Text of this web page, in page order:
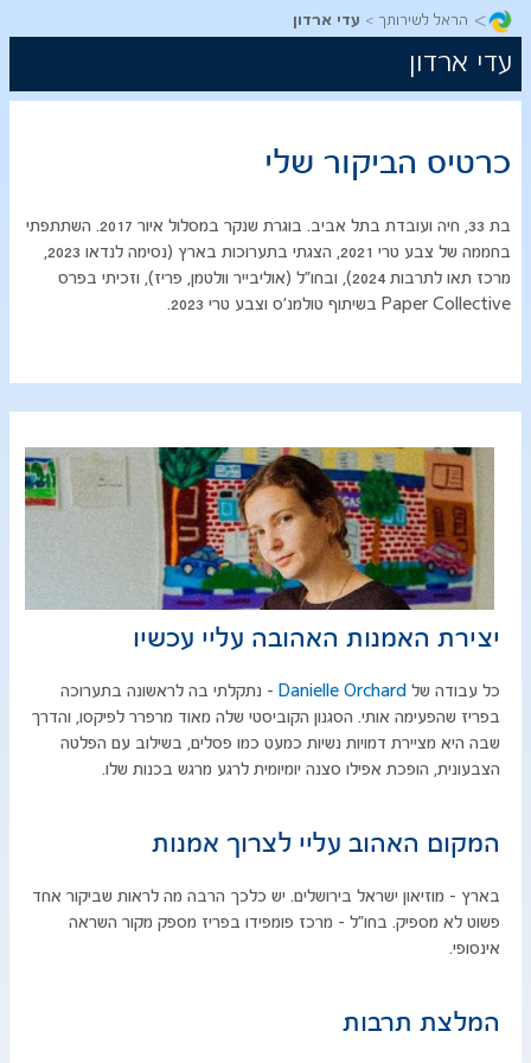
> הראל לשירותך עדי ארדון
עדי ארדון
כרטיס הביקור שלי
​בת 33, חיה ועובדת בתל אביב. בוגרת שנקר במסלול איור 2017. ​ השתתפתי
בחממה של צבע טרי 2021, הצגתי בתערוכות בארץ (נסימה לנדאו 2023,
מרכז תאו לתרבות 2024), ובחו"ל (אוליבייר וולטמן, פריז), וזכיתי בפרס
Paper Collective בשיתוף טולמנ'ס וצבע טרי 2023.
יצירת האמנות האהובה עליי עכשיו
כל עבודה של Danielle Orchard - נתקלתי בה לראשונה בתערוכה
בפריז שהפעימה אותי. הסגנון הקוביסטי שלה מאוד מרפרר לפיקסו, והדרך
שבה היא מציירת דמויות נשיות כמעט כמו פסלים, בשילוב עם הפלטה
הצבעונית, הופכת אפילו סצנה יומיומית לרגע מרגש בכנות שלו.
המקום האהוב עליי לצרוך אמנות
בארץ - מוזיאון ישראל בירושלים. יש כלכך הרבה מה לראות שביקור אחד
פשוט לא מספיק. בחו"ל - מרכז פומפידו בפריז מספק מקור השראה
אינסופי.
המלצת תרבות